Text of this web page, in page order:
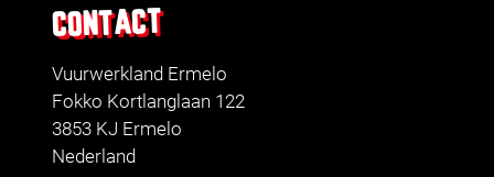
CONTACT
Vuurwerkland Ermelo
Fokko Kortlanglaan 122
3853 KJ Ermelo
Nederland